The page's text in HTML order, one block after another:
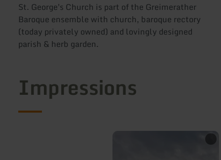
St. George's Church is part of the Greimerather
Baroque ensemble with church, baroque rectory
(today privately owned) and lovingly designed
parish & herb garden.
Impressions